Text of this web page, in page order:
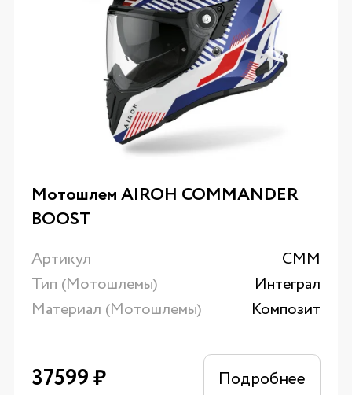
Мотошлем AIROH COMMANDER
BOOST
Артикул
CMM
Тип (Мотошлемы)
Интеграл
Материал (Мотошлемы)
Композит
37599₽ Подробнее